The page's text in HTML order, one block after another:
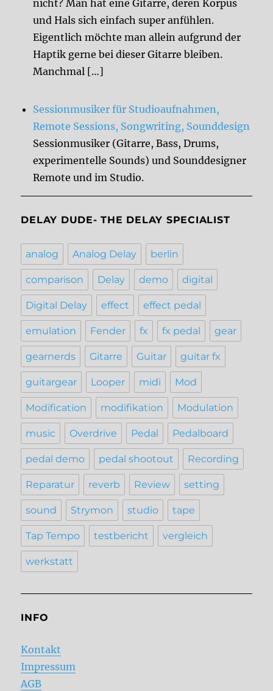
nicht? Man hat eine Gitarre, deren Korpus
und Hals sich einfach super anfühlen.
Eigentlich möchte man allein aufgrund der
Haptik gerne bei dieser Gitarre bleiben.
Manchmal […]
Sessionmusiker für Studioaufnahmen,
Remote Sessions, Songwriting, Sounddesign
Sessionmusiker (Gitarre, Bass, Drums,
experimentelle Sounds) und Sounddesigner
Remote und im Studio.
DELAY DUDE- THE DELAY SPECIALIST
analog Analog Delay berlin
comparison Delay demo digital
Digital Delay effect effect pedal
emulation Fender fx fx pedal gear
gearnerds Gitarre Guitar guitar fx
guitargear Looper midi Mod
Modification modifikation Modulation
music Overdrive Pedal Pedalboard
pedal demo pedal shootout Recording
Reparatur reverb Review setting
sound Strymon studio tape
Tap Tempo testbericht vergleich
werkstatt
INFO
Kontakt
Impressum
AGB